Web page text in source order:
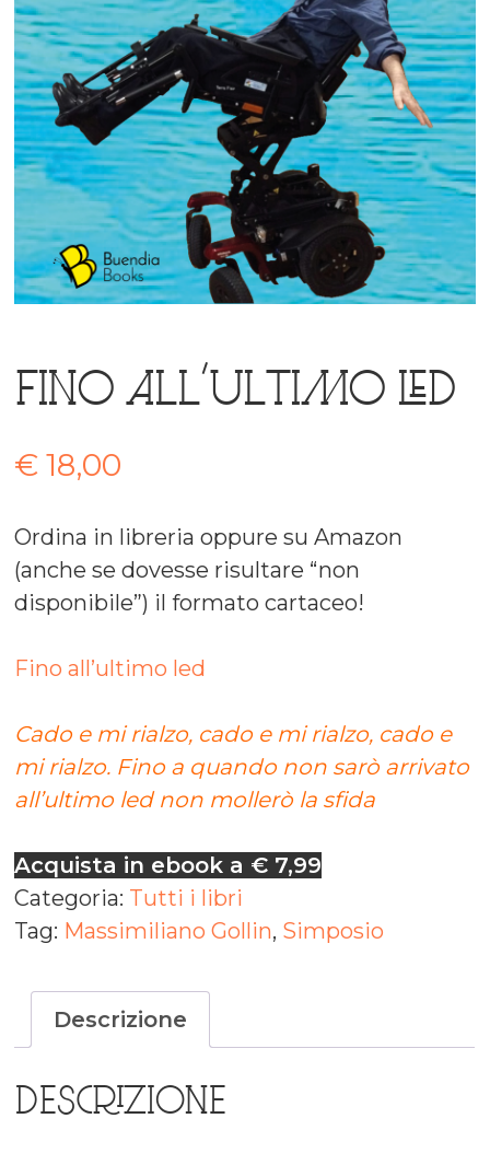
Fino all’ultimo led
€ 18,00
Ordina in libreria oppure su Amazon
(anche se dovesse risultare “non
disponibile”) il formato cartaceo!
Fino all’ultimo led
Cado e mi rialzo, cado e mi rialzo, cado e
mi rialzo. Fino a quando non sarò arrivato
all’ultimo led non mollerò la sfida
Acquista in ebook a € 7,99
Categoria: Tutti i libri
Tag: Massimiliano Gollin, Simposio
Descrizione
DESCRIZIONE